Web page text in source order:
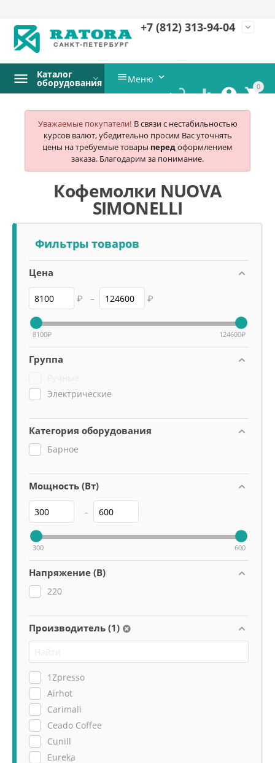
+7 (812) 313-94-04 expand_more
0


 
Каталог
оборудования Меню 
Уважаемые покупатели! В связи с нестабильностью
курсов валют, убедительно просим Вас уточнять
цены на требуемые товары передоформлением
заказа. Благодарим за понимание.
Кофемолки NUOVA
SIMONELLI
Фильтры товаров
Цена
₽ – ₽
8100₽ 124600₽
Группа
Электрические
Категория оборудования
Барное
Мощность (Вт)
–
300 600
Напряжение (В)
220
Производитель (1)
1Zpresso
Airhot
Carimali
Ceado Coffee
Cunill
Eureka